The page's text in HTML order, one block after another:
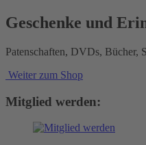
Geschenke und
Patenschaften, DVDs, Bücher,
Weiter zum Shop
Mitglied werden: